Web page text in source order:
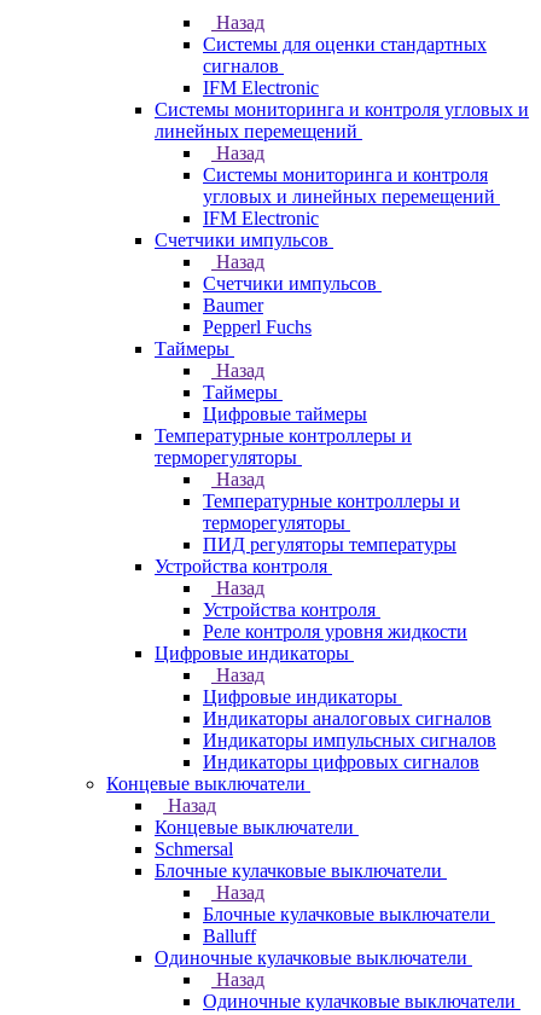
Назад
Системы для оценки стандартных
сигналов
IFM Electronic
Системы мониторинга и контроля угловых и
линейных перемещений
Назад
Системы мониторинга и контроля
угловых и линейных перемещений
IFM Electronic
Счетчики импульсов
Назад
Счетчики импульсов
Baumer
Pepperl Fuchs
Таймеры
Назад
Таймеры
Цифровые таймеры
Температурные контроллеры и
терморегуляторы
Назад
Температурные контроллеры и
терморегуляторы
ПИД регуляторы температуры
Устройства контроля
Назад
Устройства контроля
Реле контроля уровня жидкости
Цифровые индикаторы
Назад
Цифровые индикаторы
Индикаторы аналоговых сигналов
Индикаторы импульсных сигналов
Индикаторы цифровых сигналов
Концевые выключатели
Назад
Концевые выключатели
Schmersal
Блочные кулачковые выключатели
Назад
Блочные кулачковые выключатели
Balluff
Одиночные кулачковые выключатели
Назад
Одиночные кулачковые выключатели